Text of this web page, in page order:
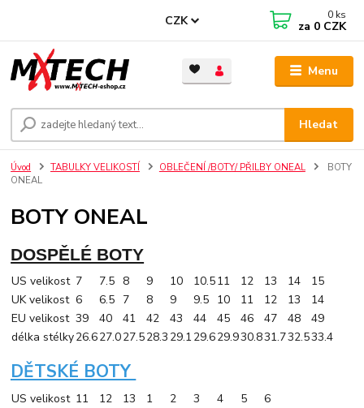
Menu
CZK
Hledat
0 ks
za 0 CZK
Úvod TABULKY VELIKOSTÍ OBLEČENÍ /BOTY/ PŘILBY ONEAL
BOTY
ONEAL
BOTY ONEAL
DOSPĚLÉ BOTY
US velikost 7 7.5 8 9 10 10.511 12 13 14
15
UK velikost 6 6.5 7 8 9 9.5 10 11 12 13
14
EU velikost 39 40 41 42 43 44 45 46 47 48
49
délka stélky26.627.027.528.3 29.1 29.629.930.831.732.533.4
DĚTSKÉ BOTY
US velikost 11 12 13 1 2 3 4 5
6